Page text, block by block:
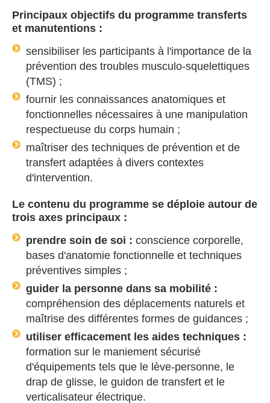
Principaux objectifs du programme transferts
et manutentions :
sensibiliser les participants à l'importance de la
prévention des troubles musculo-squelettiques
(TMS) ;
fournir les connaissances anatomiques et
fonctionnelles nécessaires à une manipulation
respectueuse du corps humain ;
maîtriser des techniques de prévention et de
transfert adaptées à divers contextes
d'intervention.
Le contenu du programme se déploie autour de
trois axes principaux :
prendre soin de soi : conscience corporelle,
bases d'anatomie fonctionnelle et techniques
préventives simples ;
guider la personne dans sa mobilité :
compréhension des déplacements naturels et
maîtrise des différentes formes de guidances ;
utiliser efficacement les aides techniques :
formation sur le maniement sécurisé
d'équipements tels que le lève-personne, le
drap de glisse, le guidon de transfert et le
verticalisateur électrique.